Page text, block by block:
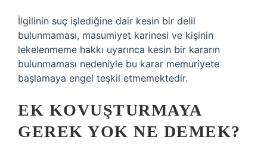
İlgilinin suç işlediğine dair kesin bir delil
bulunmaması, masumiyet karinesi ve kişinin
lekelenmeme hakkı uyarınca kesin bir kararın
bulunmaması nedeniyle bu karar memuriyete
başlamaya engel teşkil etmemektedir.
EK KOVUŞTURMAYA
GEREK YOK NE DEMEK?